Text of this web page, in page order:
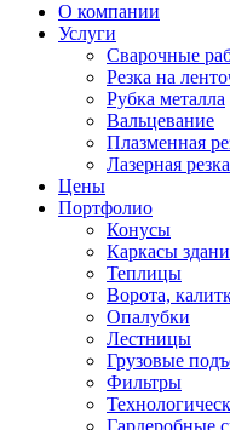
О компании
Услуги
Сварочные
Резка на
Рубка металла
Вальцевание
Плазменная
Лазерная резка
Цены
Портфолио
Конусы
Каркасы
Теплицы
Ворота,
Опалубки
Лестницы
Грузовые
Фильтры
Гардеробные